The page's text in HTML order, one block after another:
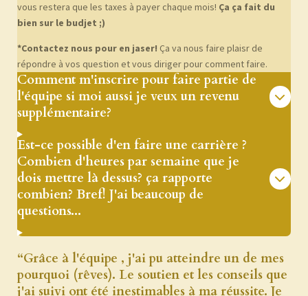
vous restera que les taxes à payer chaque mois! Ça ça fait du
bien sur le budjet ;)
*Contactez nous pour en jaser! Ça va nous faire plaisr de
répondre à vos question et vous diriger pour comment faire.
Comment m'inscrire pour faire partie de
l'équipe si moi aussi je veux un revenu
supplémentaire?
Est-ce possible d'en faire une carrière ?
Combien d'heures par semaine que je
dois mettre là dessus? ça rapporte
combien? Bref! J'ai beaucoup de
questions...
“Grâce à l'équipe , j'ai pu atteindre un de mes
pourquoi (rêves). Le soutien et les conseils que
j'ai suivi ont été inestimables à ma réussite. Je